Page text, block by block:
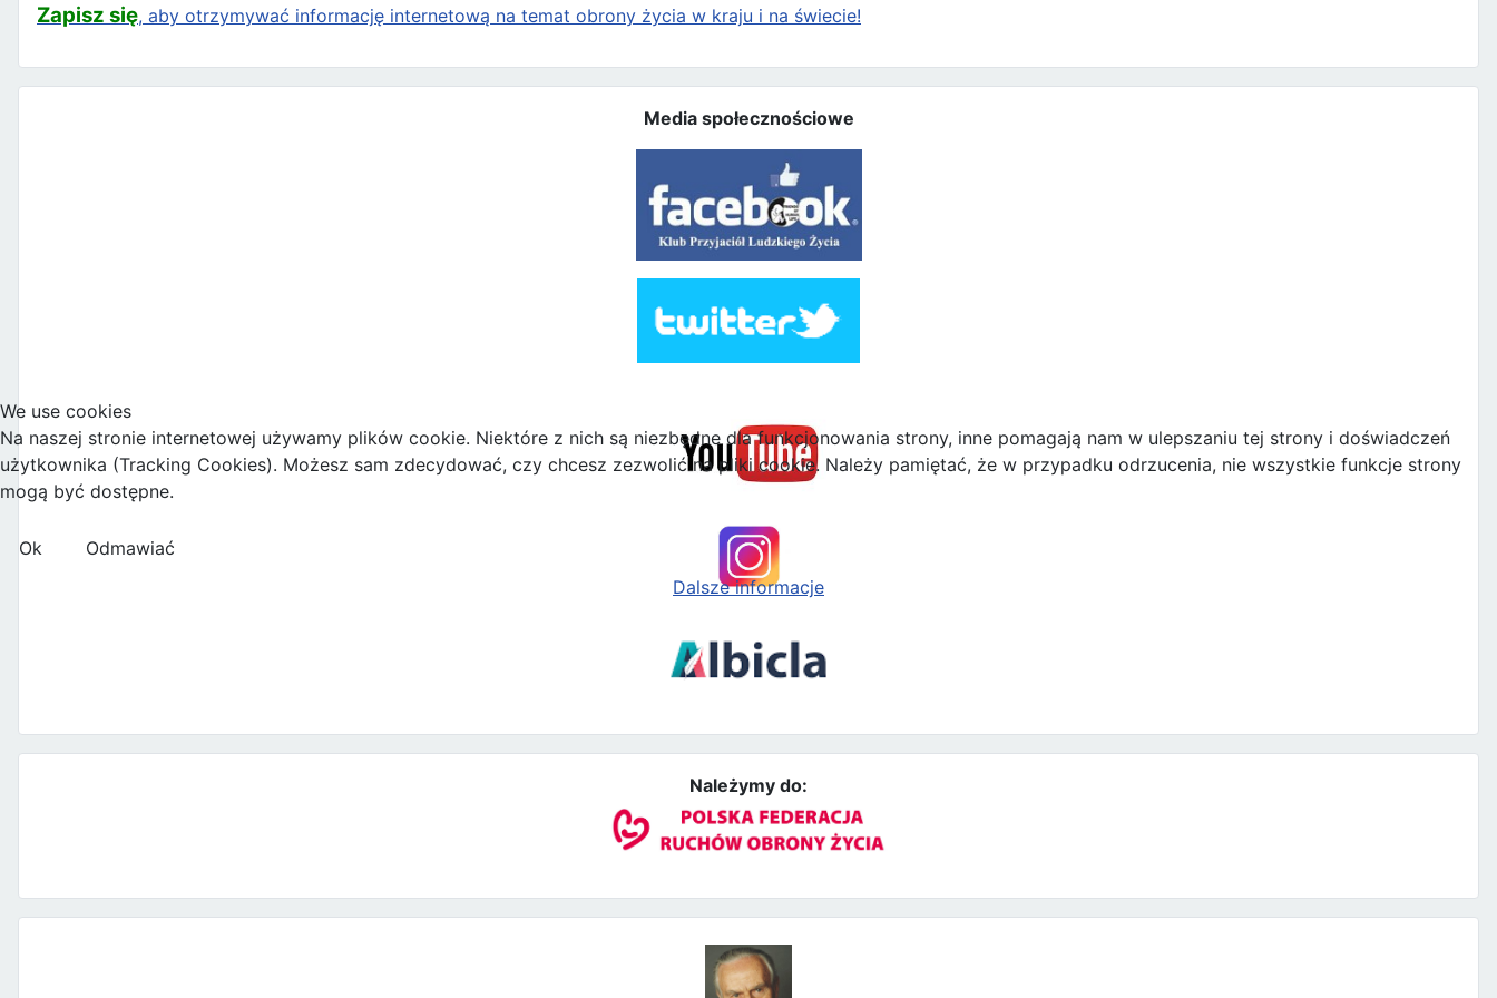
Zapisz się, aby otrzymywać informację internetową na temat obrony życia w kraju i na świecie!
Media społecznościowe
Należymy do:
We use cookies
Na naszej stronie internetowej używamy plików cookie. Niektóre z nich są niezbędne dla funkcjonowania strony, inne pomagają nam w ulepszaniu tej strony i doświadczeń
użytkownika (Tracking Cookies). Możesz sam zdecydować, czy chcesz zezwolić na pliki cookie. Należy pamiętać, że w przypadku odrzucenia, nie wszystkie funkcje strony
mogą być dostępne.
Ok
Odmawiać
Dalsze informacje